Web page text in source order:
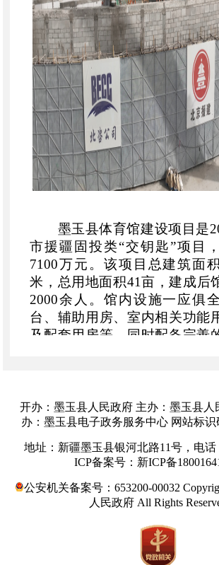
墨玉县体育馆建设项目是
市援疆固投类“交钥匙”项目
7100万元。该项目总建筑面
米，总用地面积41亩，建成后
2000余人。馆内设施一应俱
台、辅助用房、室内相关功能
及配套用房等，同时配备完善
开办：墨玉县人民政府 主办：墨玉县人
办：墨玉县电子政务服务中心 网站标识
地址：新疆墨玉县银河北路11号，电话
ICP备案号：新ICP备
公安机关备案号：653200-00032
人民政府 All Rights